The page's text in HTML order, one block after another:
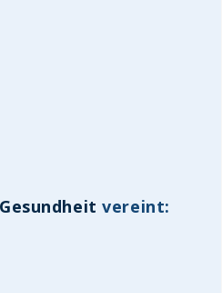
Gesundheit vereint: